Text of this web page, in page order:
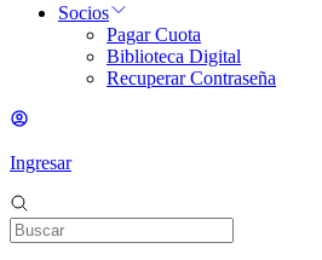
Socios
Pagar Cuota
Biblioteca Digital
Recuperar Contraseña
Ingresar